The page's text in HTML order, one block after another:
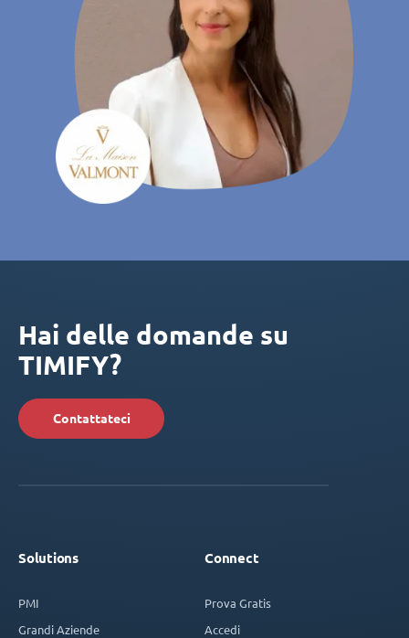
Hai delle domande su
TIMIFY?
Contattateci
Solutions
PMI
Grandi Aziende
Connect
Prova Gratis
Accedi